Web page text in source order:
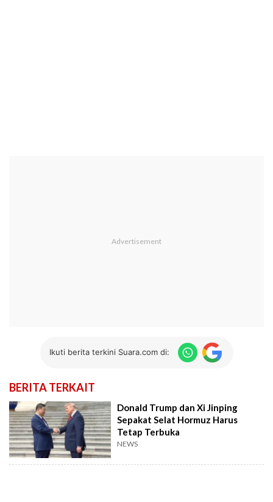
Ikuti berita terkini Suara.com di:
BERITA TERKAIT
Donald Trump dan Xi Jinping
Sepakat Selat Hormuz Harus
Tetap Terbuka
NEWS